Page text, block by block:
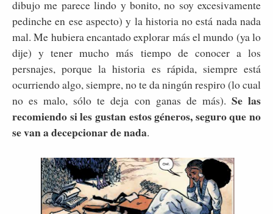
dibujo me parece lindo y bonito, no soy excesivamente
pedinche en ese aspecto) y la historia no está nada nada
mal. Me hubiera encantado explorar más el mundo (ya lo
dije) y tener mucho más tiempo de conocer a los
persnajes, porque la historia es rápida, siempre está
ocurriendo algo, siempre, no te da ningún respiro (lo cual
no es malo, sólo te deja con ganas de más). Se las
recomiendo si les gustan estos géneros, seguro que no
se van a decepcionar de nada.